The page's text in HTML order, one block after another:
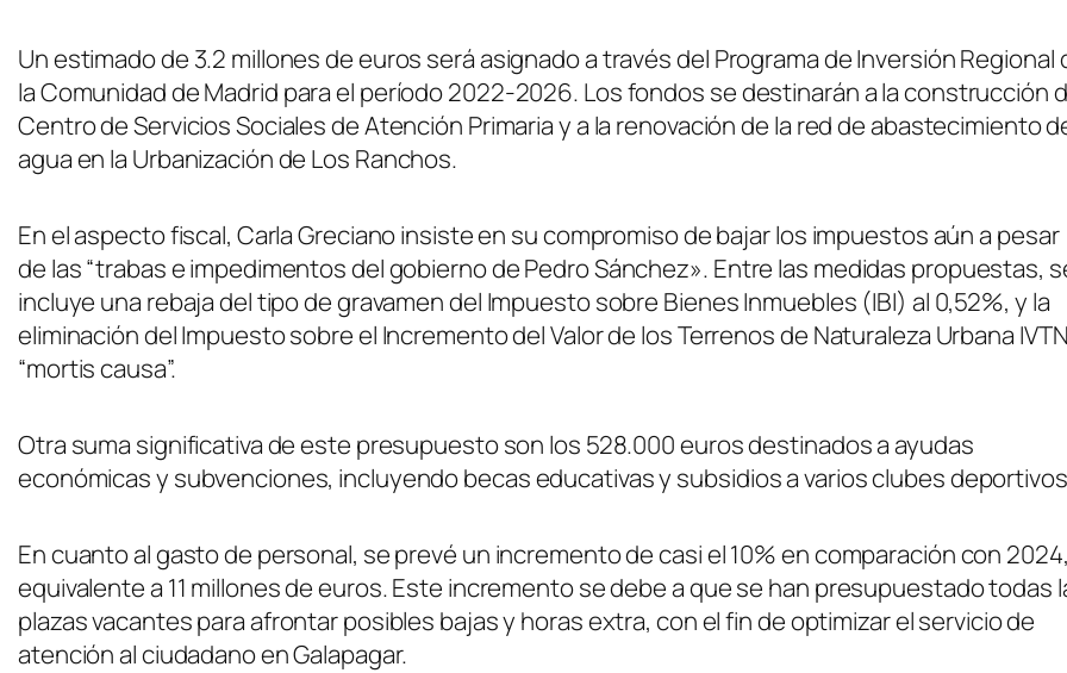
Un estimado de 3.2 millones de euros será asignado a través del Programa de Inversión Regional
la Comunidad de Madrid para el período 2022-2026. Los fondos se destinarán a la construcción
Centro de Servicios Sociales de Atención Primaria y a la renovación de la red de abastecimiento
agua en la Urbanización de Los Ranchos.
En el aspecto fiscal, Carla Greciano insiste en su compromiso de bajar los impuestos aún a pesar
de las “trabas e impedimentos del gobierno de Pedro Sánchez». Entre las medidas propuestas,
incluye una rebaja del tipo de gravamen del Impuesto sobre Bienes Inmuebles (IBI) al 0,52%, y la
eliminación del Impuesto sobre el Incremento del Valor de los Terrenos de Naturaleza Urbana
“mortis causa”.
Otra suma significativa de este presupuesto son los 528.000 euros destinados a ayudas
económicas y subvenciones, incluyendo becas educativas y subsidios a varios clubes
En cuanto al gasto de personal, se prevé un incremento de casi el 10% en comparación con 2024,
equivalente a 11 millones de euros. Este incremento se debe a que se han presupuestado todas
plazas vacantes para afrontar posibles bajas y horas extra, con el fin de optimizar el servicio de
atención al ciudadano en Galapagar.